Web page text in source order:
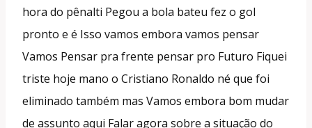
hora do pênalti Pegou a bola bateu fez o gol
pronto e é Isso vamos embora vamos pensar
Vamos Pensar pra frente pensar pro Futuro Fiquei
triste hoje mano o Cristiano Ronaldo né que foi
eliminado também mas Vamos embora bom mudar
de assunto aqui Falar agora sobre a situação do